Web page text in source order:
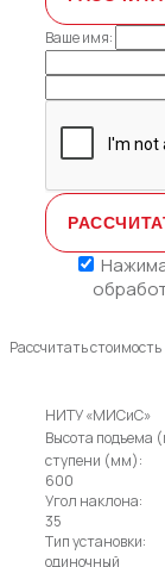
Ваше имя:
Рассчитать стоимость
НИТУ «МИСиС»
Высота подъема
ступени (мм):
600
Угол наклона:
35
Тип установки:
одиночный